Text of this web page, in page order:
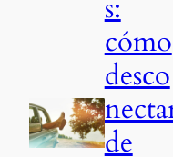
s:
cómo
desco
de